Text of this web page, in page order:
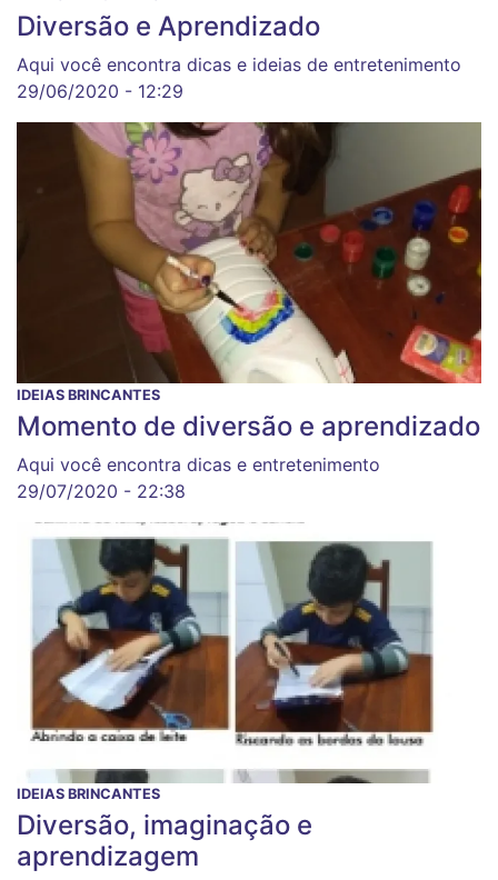
Diversão e Aprendizado
Aqui você encontra dicas e ideias de entretenimento
29/06/2020 - 12:29
IDEIAS BRINCANTES
Momento de diversão e aprendizado
Aqui você encontra dicas e entretenimento
29/07/2020 - 22:38
IDEIAS BRINCANTES
Diversão, imaginação e
aprendizagem